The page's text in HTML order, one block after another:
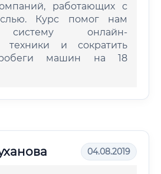
работающих с
Курс помог нам
систему онлайн-
техники и сократить
машин на 18
04.08.2019